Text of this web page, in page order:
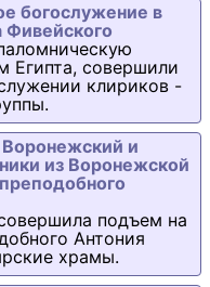
богослужение в
Фивейского
Египта, совершили
клириков -
и
из Воронежской
подъем на
Антония
храмы.